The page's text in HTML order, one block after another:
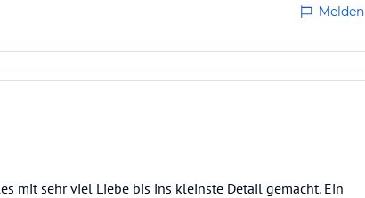
Melden
mit sehr viel Liebe bis ins kleinste Detail gemacht. Ein